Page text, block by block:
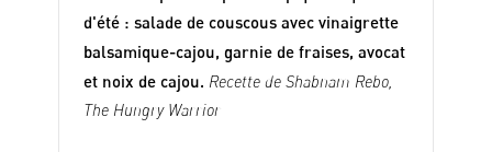
d'été : salade de couscous avec vinaigrette
balsamique-cajou, garnie de fraises, avocat
et noix de cajou. Recette de Shabnam Rebo,
The Hungry Warrior